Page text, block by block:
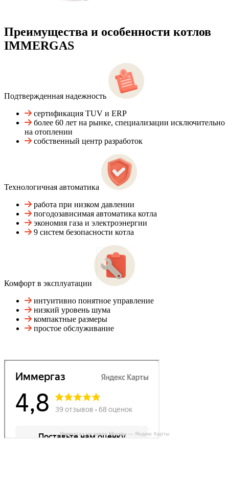
Преимущества и особенности котлов
IMMERGAS
Подтвержденная надежность
сертификация TUV и ERP
более 60 лет на рынке, специализации исключительно
на отоплении
собственный центр разработок
Технологичная автоматика
работа при низком давлении
погодозависимая автоматика котла
экономия газа и электроэнергии
9 систем безопасности котла
Комфорт в эксплуатации
интуитивно понятное управление
низкий уровень шума
компактные размеры
простое обслуживание
Иммергаз на карте Москвы — Яндекс Карты